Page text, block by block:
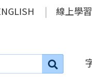
線上學習
搜